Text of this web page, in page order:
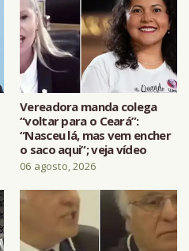
Vereadora manda colega
“voltar para o Ceará”:
“Nasceu lá, mas vem encher
o saco aqui”; veja vídeo
06 agosto, 2026